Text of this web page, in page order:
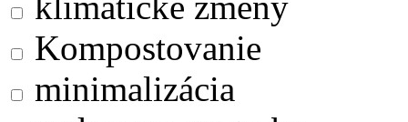
Kompostovanie
minimalizácia